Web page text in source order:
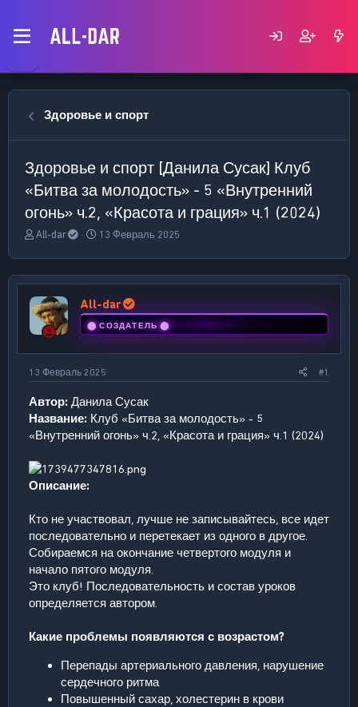
Здоровье и спорт
Здоровье и спорт [Данила Сусак] Клуб
«Битва за молодость» - 5 «Внутренний
огонь» ч.2, «Красота и грация» ч.1 (2024)
А
т
о
т
е
м
All-dar
Д
т
а
а
ч
а
13 Февраль 2025
All-dar
⬤ СОЗДАТЕЛЬ ⬤
13 Февраль 2025 #1
Автор: Данила Сусак
Название: Клуб «Битва за молодость» - 5
«Внутренний огонь» ч.2, «Красота и грация» ч.1 (2024)
Описание:
Кто не участвовал, лучше не записывайтесь, все идет
последовательно и перетекает из одного в другое.
Собираемся на окончание четвертого модуля и
начало пятого модуля.
Это клуб! Последовательность и состав уроков
определяется автором.
Какие проблемы появляются с возрастом?
Перепады артериального давления, нарушение
сердечного ритма
Повышенный сахар, холестерин в крови